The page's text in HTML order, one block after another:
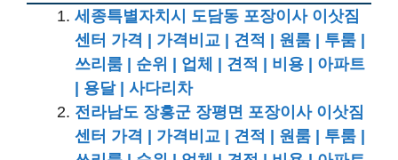
세종특별자치시 도담동 포장이사 이삿짐
센터 가격 | 가격비교 | 견적 | 원룸 | 투룸 |
쓰리룸 | 순위 | 업체 | 견적 | 비용 | 아파트
| 용달 | 사다리차
전라남도 장흥군 장평면 포장이사 이삿짐
센터 가격 | 가격비교 | 견적 | 원룸 | 투룸 |